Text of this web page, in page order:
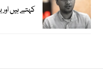
کہتے ہیں اور